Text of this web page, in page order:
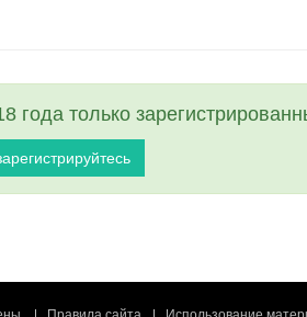
года только